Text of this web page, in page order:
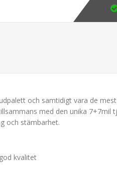
och samtidigt vara de
med den unika
och stämbarhet.
kvalitet